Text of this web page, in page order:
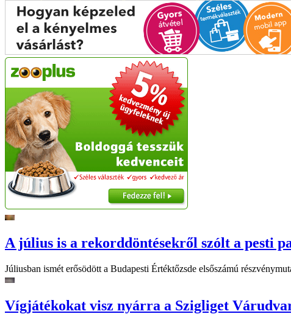
A július is a rekorddöntésekről szólt a pesti
Júliusban ismét erősödött a Budapesti Értéktőzsde elsőszámú
Vígjátékokat visz nyárra a Szigliget